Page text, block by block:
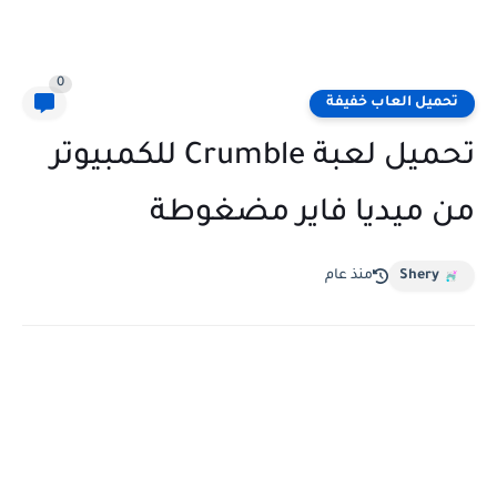
تحميل العاب خفيفة
0
تحميل لعبة Crumble للكمبيوتر
من ميديا فاير مضغوطة
Shery منذ عام